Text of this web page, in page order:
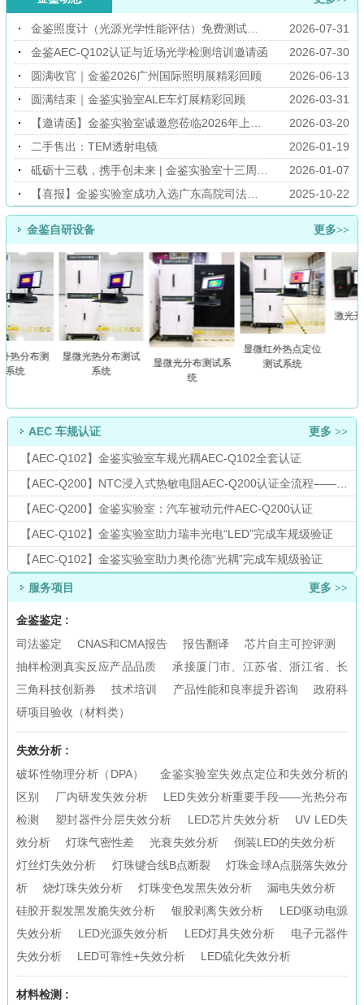
金鉴照度计（光源光学性能评估）免费测试活动，欢迎咨询！
2026-07-31
金鉴AEC-Q102认证与近场光学检测培训邀请函
2026-07-30
圆满收官｜金鉴2026广州国际照明展精彩回顾
2026-06-13
圆满结束｜金鉴实验室ALE车灯展精彩回顾
2026-03-31
2026-03-20
二手售出：TEM透射电镜
2026-01-19
2026-01-07
【喜报】金鉴实验室成功入选广东高院司法委托专业机构名录！
2025-10-22
金鉴自研设备 更多>>
热分布测
统
显微光热分布测试
系统
显微光分布测试系
统
显微红外热点定位
测试系统
激光开
AEC 车规认证 更多 >>
【AEC-Q102】金鉴实验室车规光耦AEC-Q102全套认证
【AEC-Q200】NTC浸入式热敏电阻AEC-Q200认证全流程——汽车电子厂商必备指南
【AEC-Q200】金鉴实验室：汽车被动元件AEC-Q200认证
【AEC-Q102】金鉴实验室助力瑞丰光电“LED”完成车规级验证
【AEC-Q102】金鉴实验室助力奥伦德“光耦”完成车规级验证
服务项目 更多 >>
金鉴鉴定 :
司法鉴定
CNAS和CMA报告 报告翻译
芯片自主可控评测
抽样检测真实反应产品品质
承接厦门市、江苏省、浙江省、长
三角科技创新券
技术培训 产品性能和良率提升咨询
政府科
研项目验收（材料类）
失效分析 :
破坏性物理分析（DPA）
金鉴实验室失效点定位和失效分析的
区别
厂内研发失效分析
LED失效分析重要手段——光热分布
检测
塑封器件分层失效分析 LED芯片失效分析
UV LED失
效分析
灯珠气密性差 光衰失效分析
倒装LED的失效分析
灯丝灯失效分析
灯珠键合线B点断裂
灯珠金球A点脱落失效分
析
烧灯珠失效分析 灯珠变色发黑失效分析
漏电失效分析
硅胶开裂发黑发脆失效分析
银胶剥离失效分析
LED驱动电源
失效分析
LED光源失效分析 LED灯具失效分析
电子元器件
失效分析
LED可靠性+失效分析 LED硫化失效分析
材料检测 :